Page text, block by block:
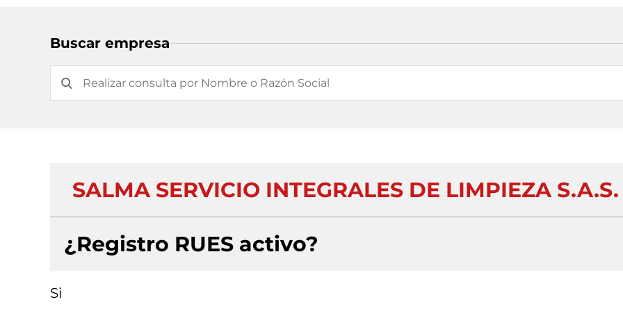
Buscar empresa
SALMA SERVICIO INTEGRALES DE LIMPIEZA S.A.S.
¿Registro RUES activo?
Si